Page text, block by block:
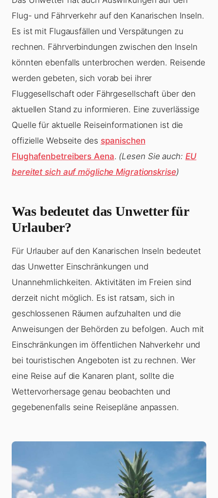
Flug- und Fährverkehr auf den Kanarischen Inseln.
Es ist mit Flugausfällen und Verspätungen zu
rechnen. Fährverbindungen zwischen den Inseln
könnten ebenfalls unterbrochen werden. Reisende
werden gebeten, sich vorab bei ihrer
Fluggesellschaft oder Fährgesellschaft über den
aktuellen Stand zu informieren. Eine zuverlässige
Quelle für aktuelle Reiseinformationen ist die
offizielle Webseite des spanischen
Flughafenbetreibers Aena. (Lesen Sie auch: EU
bereitet sich auf mögliche Migrationskrise)
Was bedeutet das Unwetter für
Urlauber?
Für Urlauber auf den Kanarischen Inseln bedeutet
das Unwetter Einschränkungen und
Unannehmlichkeiten. Aktivitäten im Freien sind
derzeit nicht möglich. Es ist ratsam, sich in
geschlossenen Räumen aufzuhalten und die
Anweisungen der Behörden zu befolgen. Auch mit
Einschränkungen im öffentlichen Nahverkehr und
bei touristischen Angeboten ist zu rechnen. Wer
eine Reise auf die Kanaren plant, sollte die
Wettervorhersage genau beobachten und
gegebenenfalls seine Reisepläne anpassen.